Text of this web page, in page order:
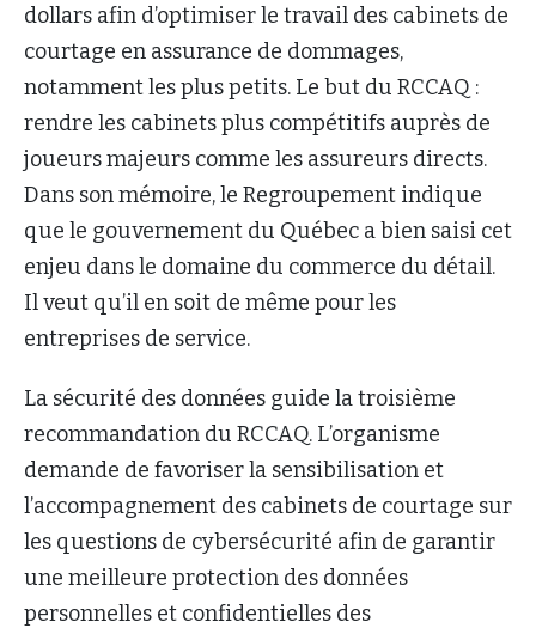
dollars afin d’optimiser le travail des cabinets de
courtage en assurance de dommages,
notamment les plus petits. Le but du RCCAQ :
rendre les cabinets plus compétitifs auprès de
joueurs majeurs comme les assureurs directs.
Dans son mémoire, le Regroupement indique
que le gouvernement du Québec a bien saisi cet
enjeu dans le domaine du commerce du détail.
Il veut qu’il en soit de même pour les
entreprises de service.
La sécurité des données guide la troisième
recommandation du RCCAQ. L’organisme
demande de favoriser la sensibilisation et
l’accompagnement des cabinets de courtage sur
les questions de cybersécurité afin de garantir
une meilleure protection des données
personnelles et confidentielles des